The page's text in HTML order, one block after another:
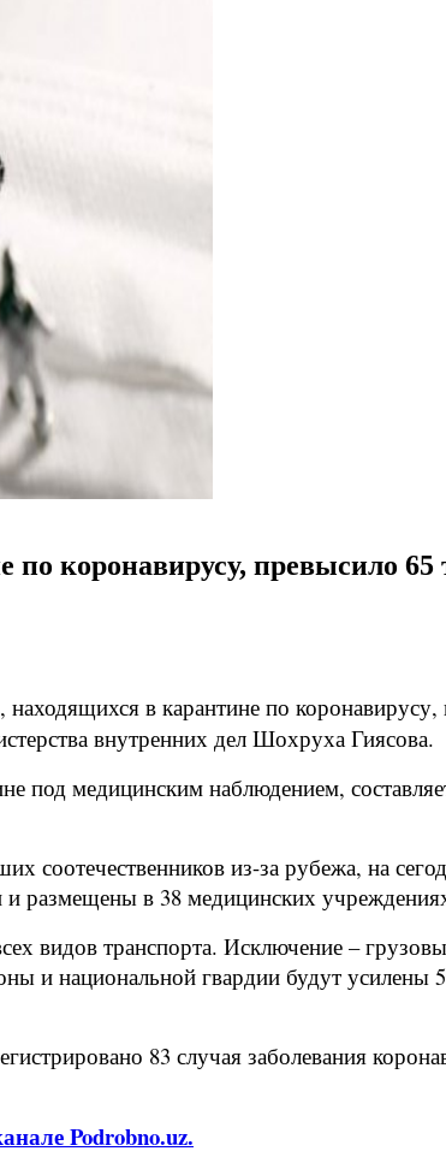
по коронавирусу, превысило 65
находящихся в карантине по
внутренних дел Шохруха Гиясова.
под медицинским наблюдением,
соотечественников из-за рубежа, на
размещены в 38 медицинских
видов транспорта. Исключение –
и национальной гвардии будут
83 случая заболевания
Podrobno.uz.